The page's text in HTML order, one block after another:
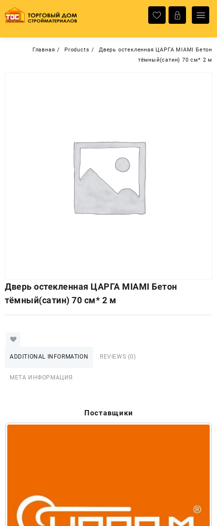
содержимому
Главная Products
Дверь остекленная ЦАРГА MIAMI Бетон
тёмный(сатин) 70 см* 2 м
Дверь остекленная ЦАРГА MIAMI Бетон
тёмный(сатин) 70 см* 2 м
ADDITIONAL INFORMATION REVIEWS (0)
МЕТА ИНФОРМАЦИЯ
Поставщики